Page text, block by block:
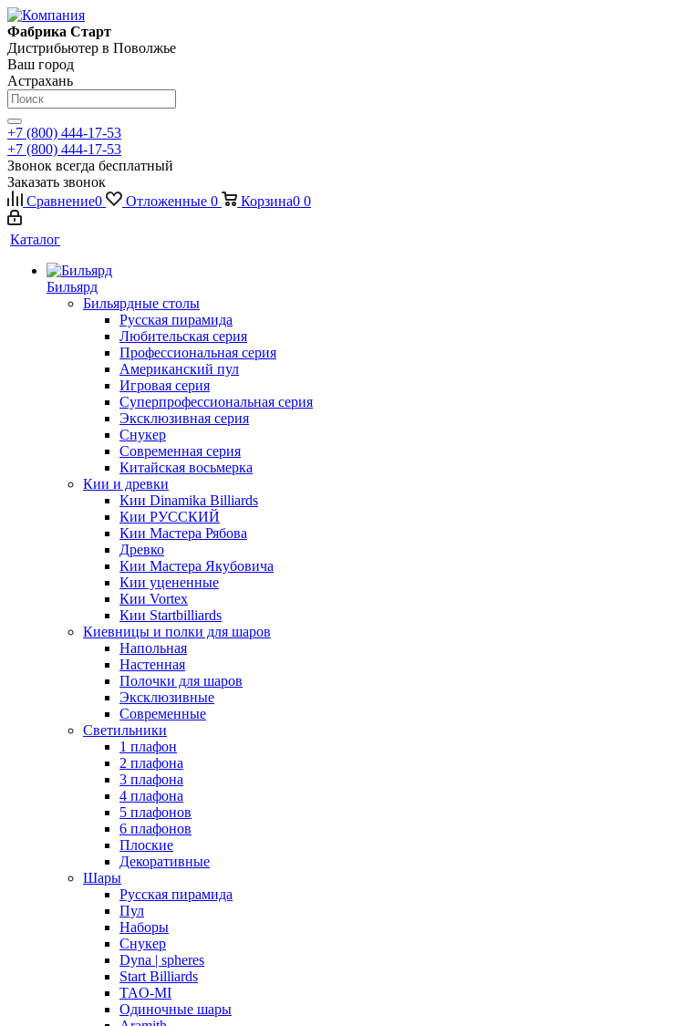
Фабрика Старт
Дистрибьютер в Поволжье
Ваш город
Астрахань
+7 (800) 444-17-53
+7 (800) 444-17-53
Звонок всегда бесплатный
Заказать звонок
Сравнение0 Отложенные 0 Корзина0 0
Каталог
Бильярд
Бильярдные столы
Русская пирамида
Любительская серия
Профессиональная серия
Американский пул
Игровая серия
Суперпрофессиональная серия
Эксклюзивная серия
Снукер
Современная серия
Китайская восьмерка
Кии и древки
Кии Dinamika Billiards
Кии РУССКИЙ
Кии Мастера Рябова
Древко
Кии Мастера Якубовича
Кии уцененные
Кии Vortex
Кии Startbilliards
Киевницы и полки для шаров
Напольная
Настенная
Полочки для шаров
Эксклюзивные
Современные
Светильники
1 плафон
2 плафона
3 плафона
4 плафона
5 плафонов
6 плафонов
Плоские
Декоративные
Шары
Русская пирамида
Пул
Наборы
Снукер
Dyna | spheres
Start Billiards
TAO-MI
Одиночные шары